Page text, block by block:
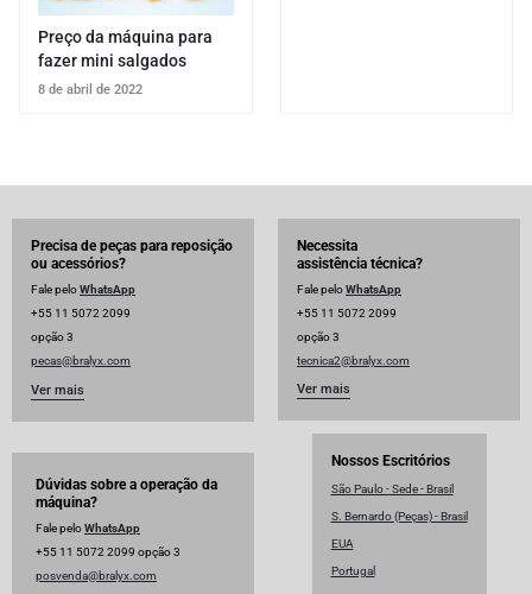
Preço da máquina para
fazer mini salgados
8 de abril de 2022
Precisa de peças para reposição
ou acessórios?
Fale peloWhatsApp
+55 11 5072 2099
opção 3
pecas@bralyx.com
Ver mais
Necessita
assistência técnica?
Fale peloWhatsApp
+55 11 5072 2099
opção 3
tecnica2@bralyx.com
Ver mais
Dúvidas sobre a operação da
máquina?
Fale peloWhatsApp
+55 11 5072 2099 opção 3
posvenda@bralyx.com
Nossos Escritórios
São Paulo - Sede - Brasil
S. Bernardo (Peças) - Brasil
EUA
Portugal